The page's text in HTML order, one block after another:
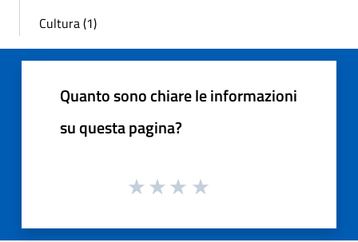
Cultura (1)
Quanto sono chiare le informazioni
su questa pagina?